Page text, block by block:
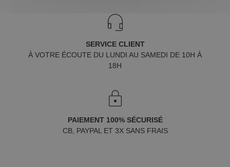
SERVICE CLIENT
À VOTRE ÉCOUTE DU LUNDI AU SAMEDI DE 10H À
18H
PAIEMENT 100% SÉCURISÉ
CB, PAYPAL ET 3X SANS FRAIS